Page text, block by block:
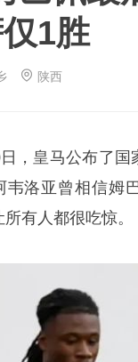
1胜
陕西
，皇马公布了国
韦洛亚曾相信姆
有人都很吃惊。